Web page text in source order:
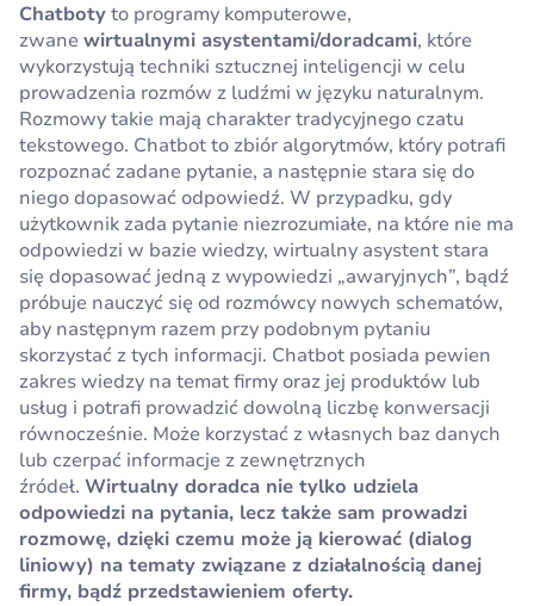
Chatbotyto programy komputerowe,
zwane wirtualnymi asystentami/doradcami, które
wykorzystują techniki sztucznej inteligencji w celu
prowadzenia rozmów z ludźmi w języku naturalnym.
Rozmowy takie mają charakter tradycyjnego czatu
tekstowego. Chatbot to zbiór algorytmów, który potrafi
rozpoznać zadane pytanie, a następnie stara się do
niego dopasować odpowiedź. W przypadku, gdy
użytkownik zada pytanie niezrozumiałe, na które nie ma
odpowiedzi w bazie wiedzy, wirtualny asystent stara
się dopasować jedną z wypowiedzi „awaryjnych”, bądź
próbuje nauczyć się od rozmówcy nowych schematów,
aby następnym razem przy podobnym pytaniu
skorzystać z tych informacji. Chatbot posiada pewien
zakres wiedzy na temat firmy oraz jej produktów lub
usług i potrafi prowadzić dowolną liczbę konwersacji
równocześnie. Może korzystać z własnych baz danych
lub czerpać informacje z zewnętrznych
źródeł. Wirtualny doradca nie tylko udziela
odpowiedzi na pytania, lecz także sam prowadzi
rozmowę, dzięki czemu może ją kierować (dialog
liniowy) na tematy związane z działalnością danej
firmy, bądź przedstawieniem oferty.